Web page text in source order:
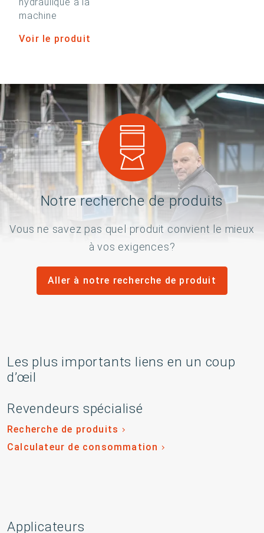
machine
Voir le produit
Notre recherche de produits
Vous ne savez pas quel produit convient le mieux
à vos exigences?
Aller à notre recherche de produit
Les plus importants liens en un coup
d’œil
Revendeurs spécialisé
Recherche de produits
Calculateur de consommation
Applicateurs